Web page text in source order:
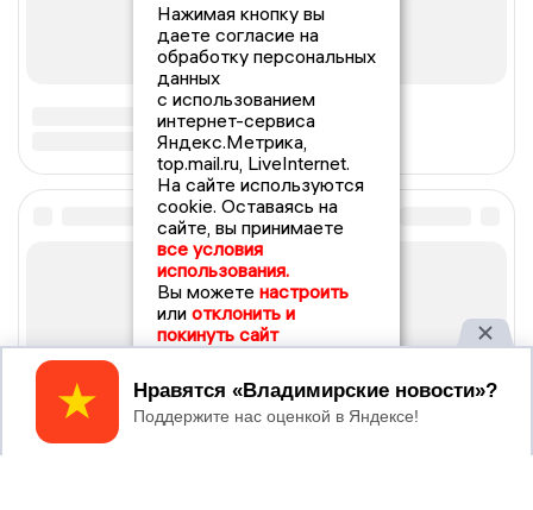
Нажимая кнопку вы
даете согласие на
обработку персональных
данных
с использованием
интернет-сервиса
Яндекс.Метрика,
top.mail.ru, LiveInternet.
На сайте используются
cookie. Оставаясь на
сайте, вы принимаете
все условия
использования.
Вы можете настроить
или отклонить и
покинуть сайт
Принять